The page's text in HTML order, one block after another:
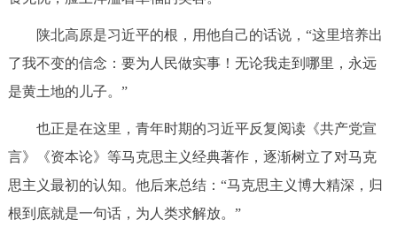
陕北高原是习近平的根，用他自己的话说，“这里培养出
了我不变的信念：要为人民做实事！无论我走到哪里，永远
是黄土地的儿子。”
也正是在这里，青年时期的习近平反复阅读《共产党宣
言》《资本论》等马克思主义经典著作，逐渐树立了对马克
思主义最初的认知。他后来总结：“马克思主义博大精深，归
根到底就是一句话，为人类求解放。”